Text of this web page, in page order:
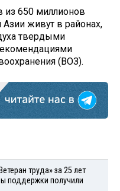
из 650 миллионов
живут в районах,
твердыми
(ВОЗ).
труда» за 25 лет
поддержки получили